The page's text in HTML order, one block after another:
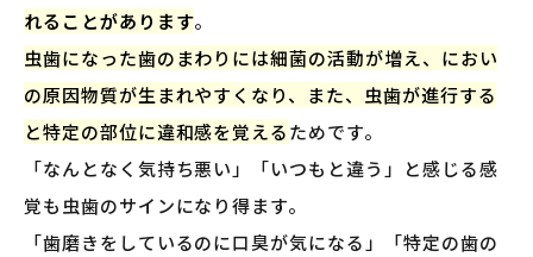
れることがあります。
虫歯になった歯のまわりには細菌の活動が増え、におい
の原因物質が生まれやすくなり、また、虫歯が進行する
と特定の部位に違和感を覚えるためです。
「なんとなく気持ち悪い」「いつもと違う」と感じる感
覚も虫歯のサインになり得ます。
「歯磨きをしているのに口臭が気になる」「特定の歯の